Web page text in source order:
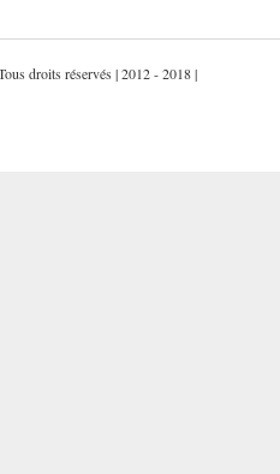
droits réservés | 2012 - 2018 |